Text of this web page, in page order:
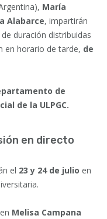
María
Alabarce, impartirán
de duración distribuidas
en horario de tarde, de
de
de la ULPGC.
en directo
el 23 y 24 de julio en
Melisa Campana